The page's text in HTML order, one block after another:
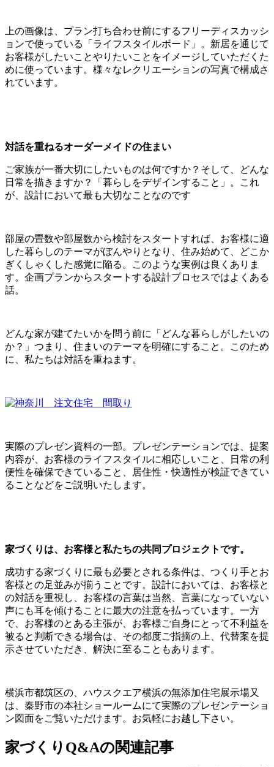
上の画像は、プラン打ち合わせ前にするフリーディスカッシ
ョンで使っている「ライフスタイルボード」。新居を通じて
お客様がしたいことやりたいことをイメージしていただくた
めに使っています。様々なレクリエーションの写真で構成さ
れています。
対話を重ねるオーダーメイドの住まい
ご家族が一番大切にしたいものは何ですか？そして、どんな
日常を描きますか？「暮らしをデザインすること」。これ
が、設計において最も大切なことなのです
部屋の畳数や部屋数から検討をスタートすれば、お客様に適
した暮らしのテーマがぼんやりとなり、住み始めて、どこか
ぎくしゃくした感覚に陥る。このような実例は良くありま
す。企画プランからスタートする設計プロセスではよくある
話。
どんな家が建てたいかを問う前に「どんな暮らしがしたいの
か？」つまり、住まいのテーマを明確にすること。このため
に、私たちは対話を重ねます。
実際のプレゼン資料の一部。プレゼンテーションでは、提案
内容が、お客様のライフスタイルに相応しいこと、日常の利
便性を確保できていること、居住性・快適性が検証できてい
ることなどをご説明いたします。
家づくりは、お客様と私たちの共同プロジェクトです。
成功する家づくりに最も必要とされる条件は、つくり手とお
客様との足並みが揃うことです。設計においては、お客様と
の対話を重視し、お客様の言葉は当然、言葉になっていない
声にも耳を傾けることに最大の注意を払っています。一方
で、お客様のとある主張が、お客様ご自身にとって不利益を
被ると判断できる場合は、その都度ご指摘の上、代替案を提
示させていただき、解決に至ることもあります。
横浜市都筑区の、ハウスクエア横浜の無添加住宅展示場又
は、秦野市の本社ショールームにて実際のプレゼンテーショ
ン図面をご覧いただけます。お気軽にお越し下さい。
家づくりQ&Aの関連記事